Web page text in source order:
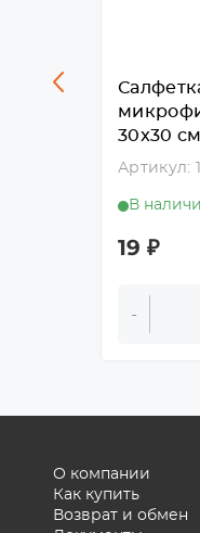
30x30
м2, цвет
Артикул:
В
19 ₽
-
О компании
Как купить
Возврат и обмен